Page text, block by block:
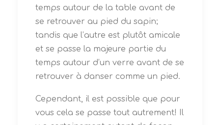
temps autour de la table avant de
se retrouver au pied du sapin;
tandis que l’autre est plutôt amicale
et se passe la majeure partie du
temps autour d’un verre avant de se
retrouver à danser comme un pied.
Cependant, il est possible que pour
vous cela se passe tout autrement! Il